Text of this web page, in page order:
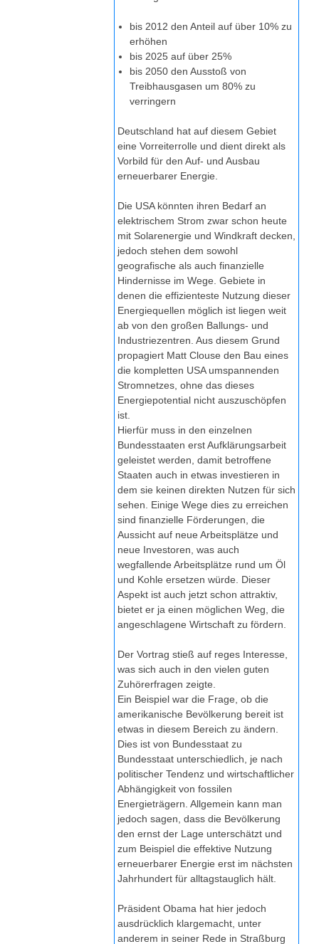
bis 2012 den Anteil auf über 10% zu
erhöhen
bis 2025 auf über 25%
bis 2050 den Ausstoß von
Treibhausgasen um 80% zu
verringern
Deutschland hat auf diesem Gebiet
eine Vorreiterrolle und dient direkt als
Vorbild für den Auf- und Ausbau
erneuerbarer Energie.
Die USA könnten ihren Bedarf an
elektrischem Strom zwar schon heute
mit Solarenergie und Windkraft decken,
jedoch stehen dem sowohl
geografische als auch finanzielle
Hindernisse im Wege. Gebiete in
denen die effizienteste Nutzung dieser
Energiequellen möglich ist liegen weit
ab von den großen Ballungs- und
Industriezentren. Aus diesem Grund
propagiert Matt Clouse den Bau eines
die kompletten USA umspannenden
Stromnetzes, ohne das dieses
Energiepotential nicht auszuschöpfen
ist.
Hierfür muss in den einzelnen
Bundesstaaten erst Aufklärungsarbeit
geleistet werden, damit betroffene
Staaten auch in etwas investieren in
dem sie keinen direkten Nutzen für sich
sehen. Einige Wege dies zu erreichen
sind finanzielle Förderungen, die
Aussicht auf neue Arbeitsplätze und
neue Investoren, was auch
wegfallende Arbeitsplätze rund um Öl
und Kohle ersetzen würde. Dieser
Aspekt ist auch jetzt schon attraktiv,
bietet er ja einen möglichen Weg, die
angeschlagene Wirtschaft zu fördern.
Der Vortrag stieß auf reges Interesse,
was sich auch in den vielen guten
Zuhörerfragen zeigte.
Ein Beispiel war die Frage, ob die
amerikanische Bevölkerung bereit ist
etwas in diesem Bereich zu ändern.
Dies ist von Bundesstaat zu
Bundesstaat unterschiedlich, je nach
politischer Tendenz und wirtschaftlicher
Abhängigkeit von fossilen
Energieträgern. Allgemein kann man
jedoch sagen, dass die Bevölkerung
den ernst der Lage unterschätzt und
zum Beispiel die effektive Nutzung
erneuerbarer Energie erst im nächsten
Jahrhundert für alltagstauglich hält.
Präsident Obama hat hier jedoch
ausdrücklich klargemacht, unter
anderem in seiner Rede in Straßburg